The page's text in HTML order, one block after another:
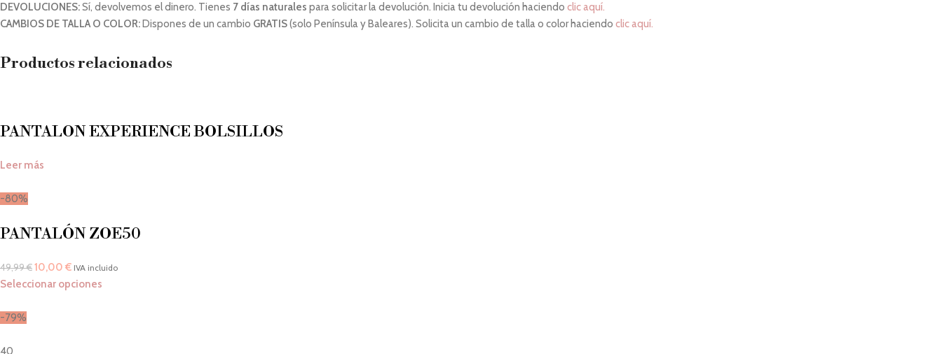
DEVOLUCIONES:Sí, devolvemos el dinero. Tienes 7 días naturales para solicitar la devolución. Inicia tu devolución haciendo clic aquí.
CAMBIOS DE TALLA O COLOR:Dispones de un cambio GRATIS(solo Península y Baleares). Solicita un cambio de talla o color haciendo clic aquí.
Productos relacionados
PANTALON EXPERIENCE BOLSILLOS
Leer más
-80%
PANTALÓN ZOE50
49,99€10,00 € IVA incluido
Seleccionar opciones
-79%
40